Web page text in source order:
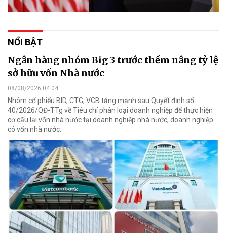
NỔI BẬT
Ngân hàng nhóm Big 3 trước thềm nâng tỷ lệ
sở hữu vốn Nhà nước
08/08/2026 04:04
Nhóm cổ phiếu BID, CTG, VCB tăng mạnh sau Quyết định số
40/2026/QĐ-TTg về Tiêu chí phân loại doanh nghiệp để thực hiện
cơ cấu lại vốn nhà nước tại doanh nghiệp nhà nước, doanh nghiệp
có vốn nhà nước.